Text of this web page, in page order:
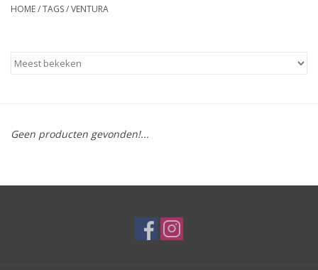
Steps huren of uitproberen
HOME/TAGS/VENTURA
Geen producten gevonden!...